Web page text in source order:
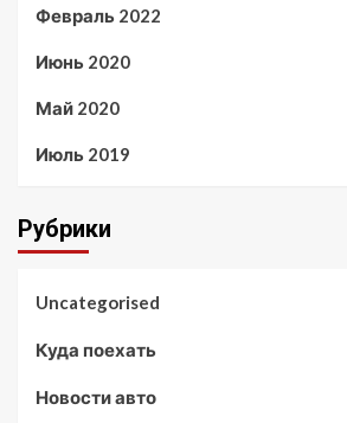
Февраль 2022
Июнь 2020
Май 2020
Июль 2019
Рубрики
Uncategorised
Куда поехать
Новости авто